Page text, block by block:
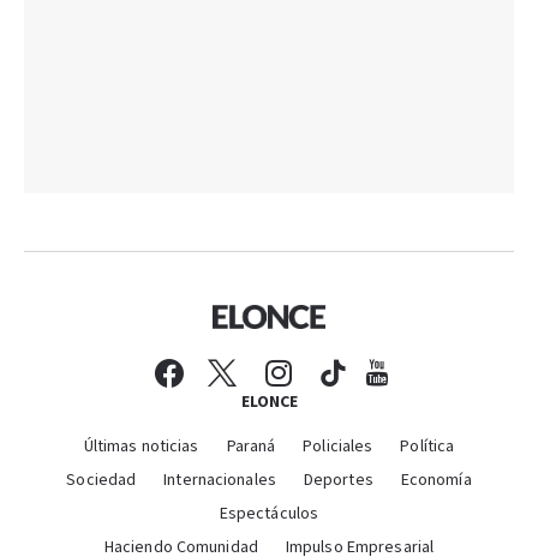
ELONCE
Últimas noticias Paraná Policiales
Política
Sociedad
Internacionales Deportes
Economía
Espectáculos
Haciendo Comunidad
Impulso Empresarial